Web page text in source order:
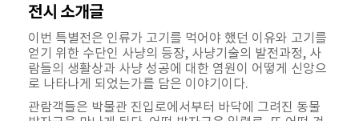
전시 소개글
이번 특별전은 인류가 고기를 먹어야 했던 이유와 고기를
얻기 위한 수단인 사냥의 등장, 사냥기술의 발전과정, 사
람들의 생활상과 사냥 성공에 대한 염원이 어떻게 신앙으
로 나타나게 되었는가를 담은 이야기이다.
관람객들은 박물관 진입로에서부터 바닥에 그려진 동물